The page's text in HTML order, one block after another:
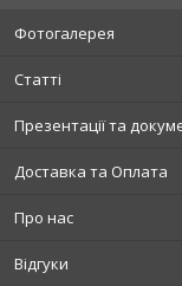
Фотогалерея
Статті
Презентації та
Доставка та Оплата
Про нас
Відгуки